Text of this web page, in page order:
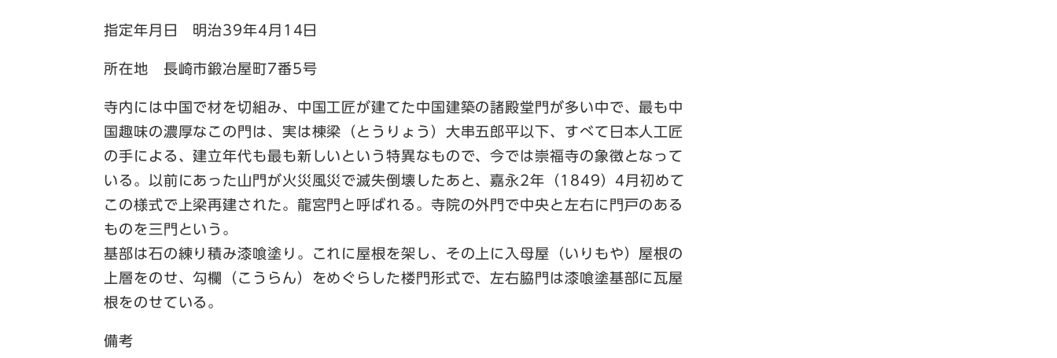
指定年月日 明治39年4月14日
所在地 長崎市鍛冶屋町7番5号
寺内には中国で材を切組み、中国工匠が建てた中国建築の諸殿堂門が多い中で、最も中
国趣味の濃厚なこの門は、実は棟梁（とうりょう）大串五郎平以下、すべて日本人工匠
の手による、建立年代も最も新しいという特異なもので、今では崇福寺の象徴となって
いる。以前にあった山門が火災風災で滅失倒壊したあと、嘉永2年（1849）4月初めて
この様式で上梁再建された。龍宮門と呼ばれる。寺院の外門で中央と左右に門戸のある
ものを三門という。
基部は石の練り積み漆喰塗り。これに屋根を架し、その上に入母屋（いりもや）屋根の
上層をのせ、勾欄（こうらん）をめぐらした楼門形式で、左右脇門は漆喰塗基部に瓦屋
根をのせている。
備考